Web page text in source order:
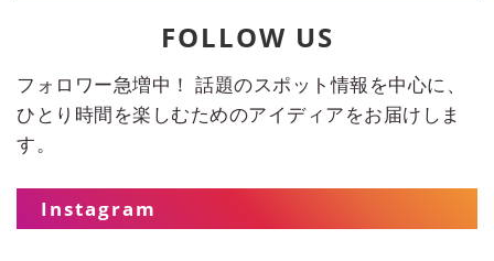
FOLLOW US
フォロワー急増中！ 話題のスポット情報を中心に、
ひとり時間を楽しむためのアイディアをお届けしま
す。
Instagram